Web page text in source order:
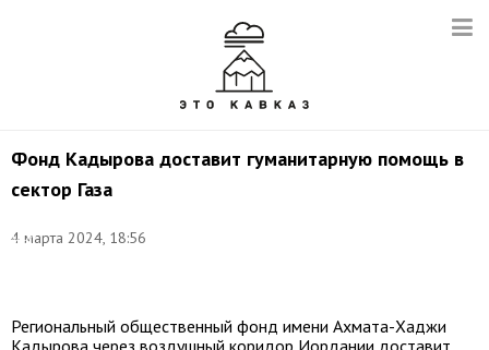
Фонд Кадырова доставит гуманитарную помощь в
сектор Газа
4 марта 2024, 18:56
МЧС
Региональный общественный фонд имени Ахмата-Хаджи